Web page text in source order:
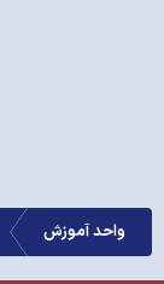
واحد آموزش